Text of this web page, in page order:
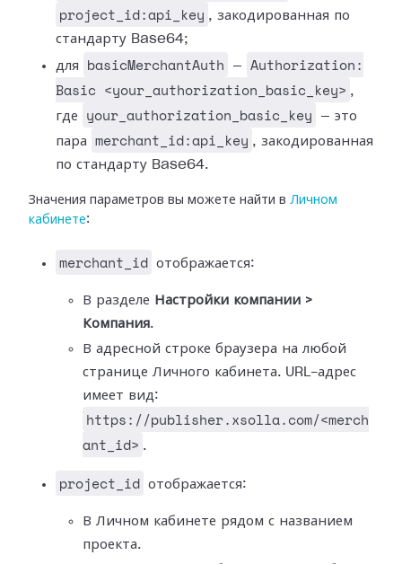
project_id:api_key , закодированная по
стандарту Base64;
для
basicMerchantAuth —
Authorization:
Basic <your_authorization_basic_key> ,
где
your_authorization_basic_key
— это
пара
merchant_id:api_key , закодированная
по стандарту Base64.
Значения параметров вы можете найти в Личном
кабинете:
merchant_id отображается:
В разделе Настройки компании >
Компания.
В адресной строке браузера на любой
странице Личного кабинета. URL-адрес
имеет вид:
https://publisher.xsolla.com/<merch
ant_id> .
project_id отображается:
В Личном кабинете рядом с названием
проекта.